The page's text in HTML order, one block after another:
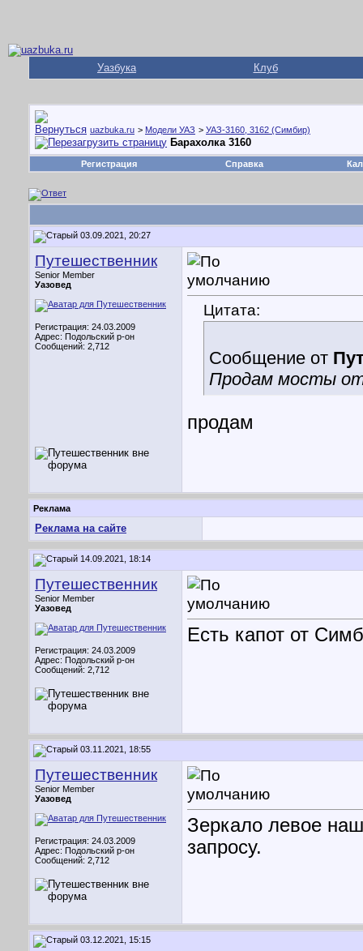
Уазбука Клуб
uazbuka.ru > Модели УАЗ > УАЗ-3160, 3162 (Симбир)
Барахолка 3160
Регистрация Справка
03.09.2021, 20:27
Путешественник
Senior Member
Уазовед
Регистрация: 24.03.2009
Адрес: Подольский р-он
Сообщений: 2,712
Цитата:
Сообщение от
Продам мосты от
продам
Реклама
Реклама на сайте
14.09.2021, 18:14
Путешественник
Senior Member
Уазовед
Регистрация: 24.03.2009
Адрес: Подольский р-он
Сообщений: 2,712
Есть капот от
03.11.2021, 18:55
Путешественник
Senior Member
Уазовед
Регистрация: 24.03.2009
Адрес: Подольский р-он
Сообщений: 2,712
Зеркало левое
запросу.
03.12.2021, 15:15